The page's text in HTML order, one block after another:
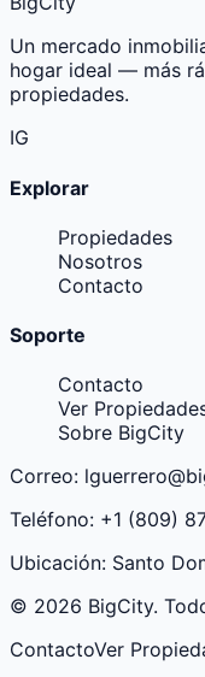
Un mercado
hogar ideal — más
propiedades.
IG
Explorar
Propiedades
Nosotros
Contacto
Soporte
Contacto
Ver
Sobre BigCity
Correo:
Teléfono: +1 (809)
Ubicación: Santo
© 2026 BigCity.
ContactoVer